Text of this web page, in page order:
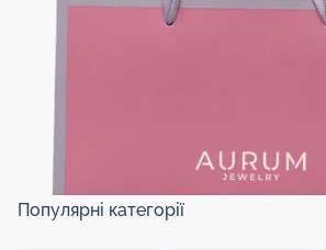
Популярні категорії